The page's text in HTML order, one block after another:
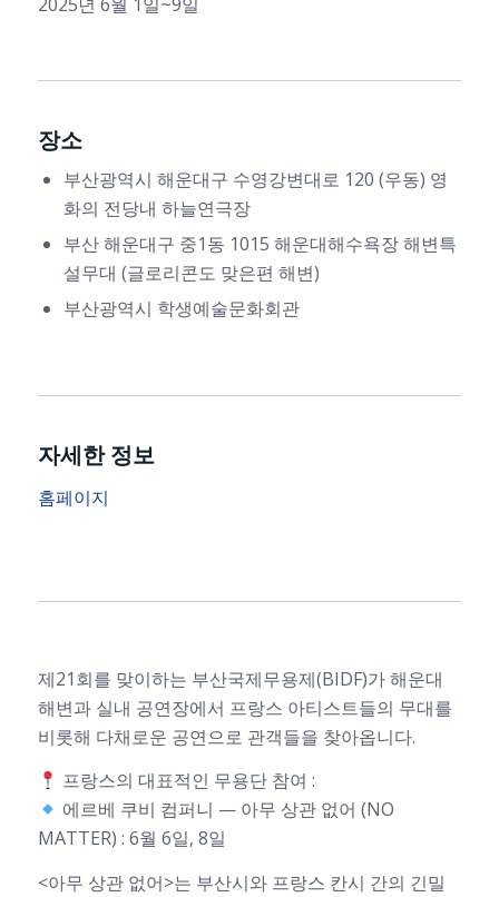
장소
부산광역시 해운대구 수영강변대로 120 (우동) 영
화의 전당내 하늘연극장
부산 해운대구 중1동 1015 해운대해수욕장 해변특
설무대 (글로리콘도 맞은편 해변)
부산광역시 학생예술문화회관
자세한 정보
홈페이지
제21회를 맞이하는 부산국제무용제(BIDF)가 해운대
해변과 실내 공연장에서 프랑스 아티스트들의 무대를
비롯해 다채로운 공연으로 관객들을 찾아옵니다.
프랑스의 대표적인 무용단 참여 :
에르베 쿠비 컴퍼니 — 아무 상관 없어 (NO
MATTER) : 6월 6일, 8일
<아무 상관 없어>는 부산시와 프랑스 칸시 간의 긴밀